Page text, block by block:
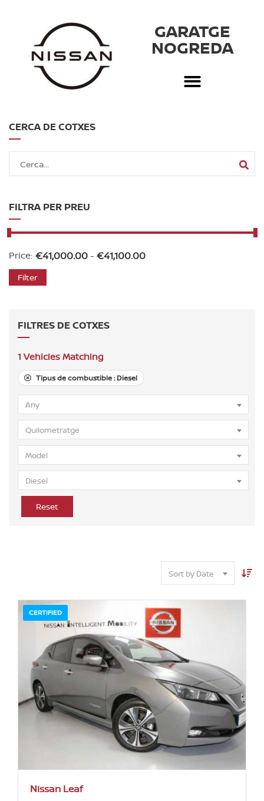
GARATGE
NOGREDA
CERCA DE COTXES
FILTRA PER PREU
Price: €41,000.00- €41,100.00
Filter
FILTRES DE COTXES
1 Vehicles Matching
Tipus de combustible :Diesel
Any
Quilometratge
Model
Diesel
Reset
Sort by Date
CERTIFIED
Nissan Leaf